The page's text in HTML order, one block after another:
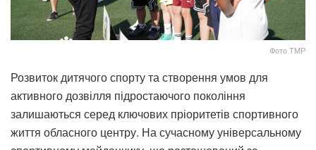
Фото ТМР
Розвиток дитячого спорту та створення умов для
активного дозвілля підростаючого покоління
залишаються серед ключових пріоритетів спортивного
життя обласного центру. На сучасному універсальному